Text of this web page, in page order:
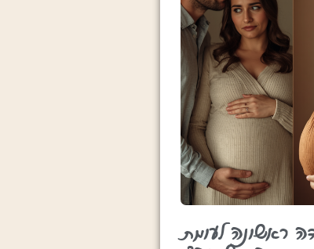
ראשונה לעומת